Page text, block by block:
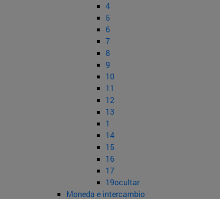
4
5
6
7
8
9
10
11
12
13
1
14
15
16
17
19ocultar
Moneda e intercambio